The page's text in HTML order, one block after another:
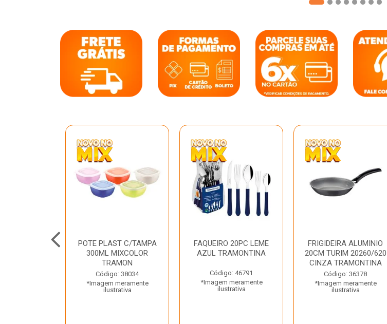
POTE PLAST C/TAMPA
300ML MIXCOLOR
TRAMON
Código: 38034
*Imagem meramente
ilustrativa
FAQUEIRO 20PC LEME
AZUL TRAMONTINA
Código: 46791
*Imagem meramente
ilustrativa
FRIGIDEIRA ALUMINIO
20CM TURIM 20260/620
CINZA TRAMONTINA
Código: 36378
*Imagem meramente
ilustrativa